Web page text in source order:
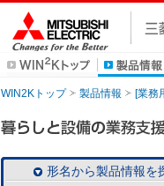
WIN2Kトップ 製品情報 [業務
形名から製品情報を